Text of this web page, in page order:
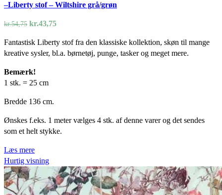
–Liberty stof – Wiltshire grå/grøn
kr.54,75 Den
pris
var:
kr.43,75Den
pris
er:
Fantastisk Liberty stof fra den klassiske kollektion, skøn til mange
kreative sysler, bl.a. børnetøj, punge, tasker og meget mere.
Bemærk!
1 stk. = 25 cm
Bredde 136 cm.
Ønskes f.eks. 1 meter vælges 4 stk. af denne varer og det sendes
som et helt stykke.
Læs mere
Hurtig visning